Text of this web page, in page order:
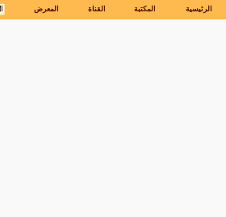
الرئيسية المكتبة القناة المعرض